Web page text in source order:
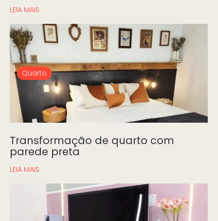
LEIA MAIS
Quarto
Transformação de quarto com
parede preta
LEIA MAIS